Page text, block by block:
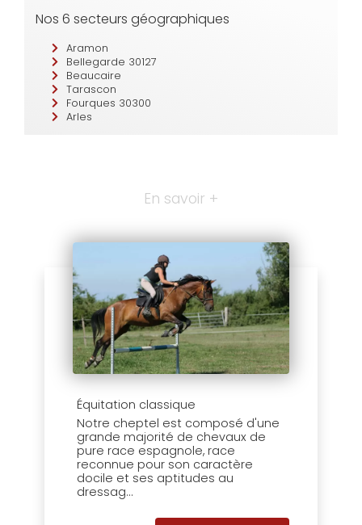
Nos 6 secteurs géographiques
Aramon
Bellegarde 30127
Beaucaire
Tarascon
Fourques 30300
Arles
En savoir +
Équitation classique
Notre cheptel est composé d'une
grande majorité de chevaux de
pure race espagnole, race
reconnue pour son caractère
docile et ses aptitudes au
dressag...